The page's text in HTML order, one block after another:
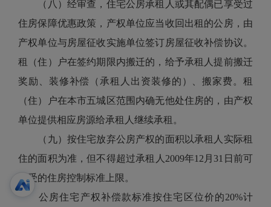
（八）经审查，住宅公房承租人或其配偶已享受过
住房保障优惠政策，产权单位应当收回出租的公房，由
产权单位与房屋征收实施单位签订房屋征收补偿协议。
租（住）户在签约期限内搬迁的，给予承租人提前搬迁
奖励、装修补偿（承租人出资装修的）、搬家费。租
（住）户在本市五城区范围内确无他处住房的，由产权
单位提供相应房源给承租人继续承租。
（九）按住宅放弃公房产权的面积以承租人实际租
住的面积为准，但不得超过承租人2009年12月31日前可
享受的住房控制标准上限。
公房住宅产权补偿款标准按住宅区位价的20%计